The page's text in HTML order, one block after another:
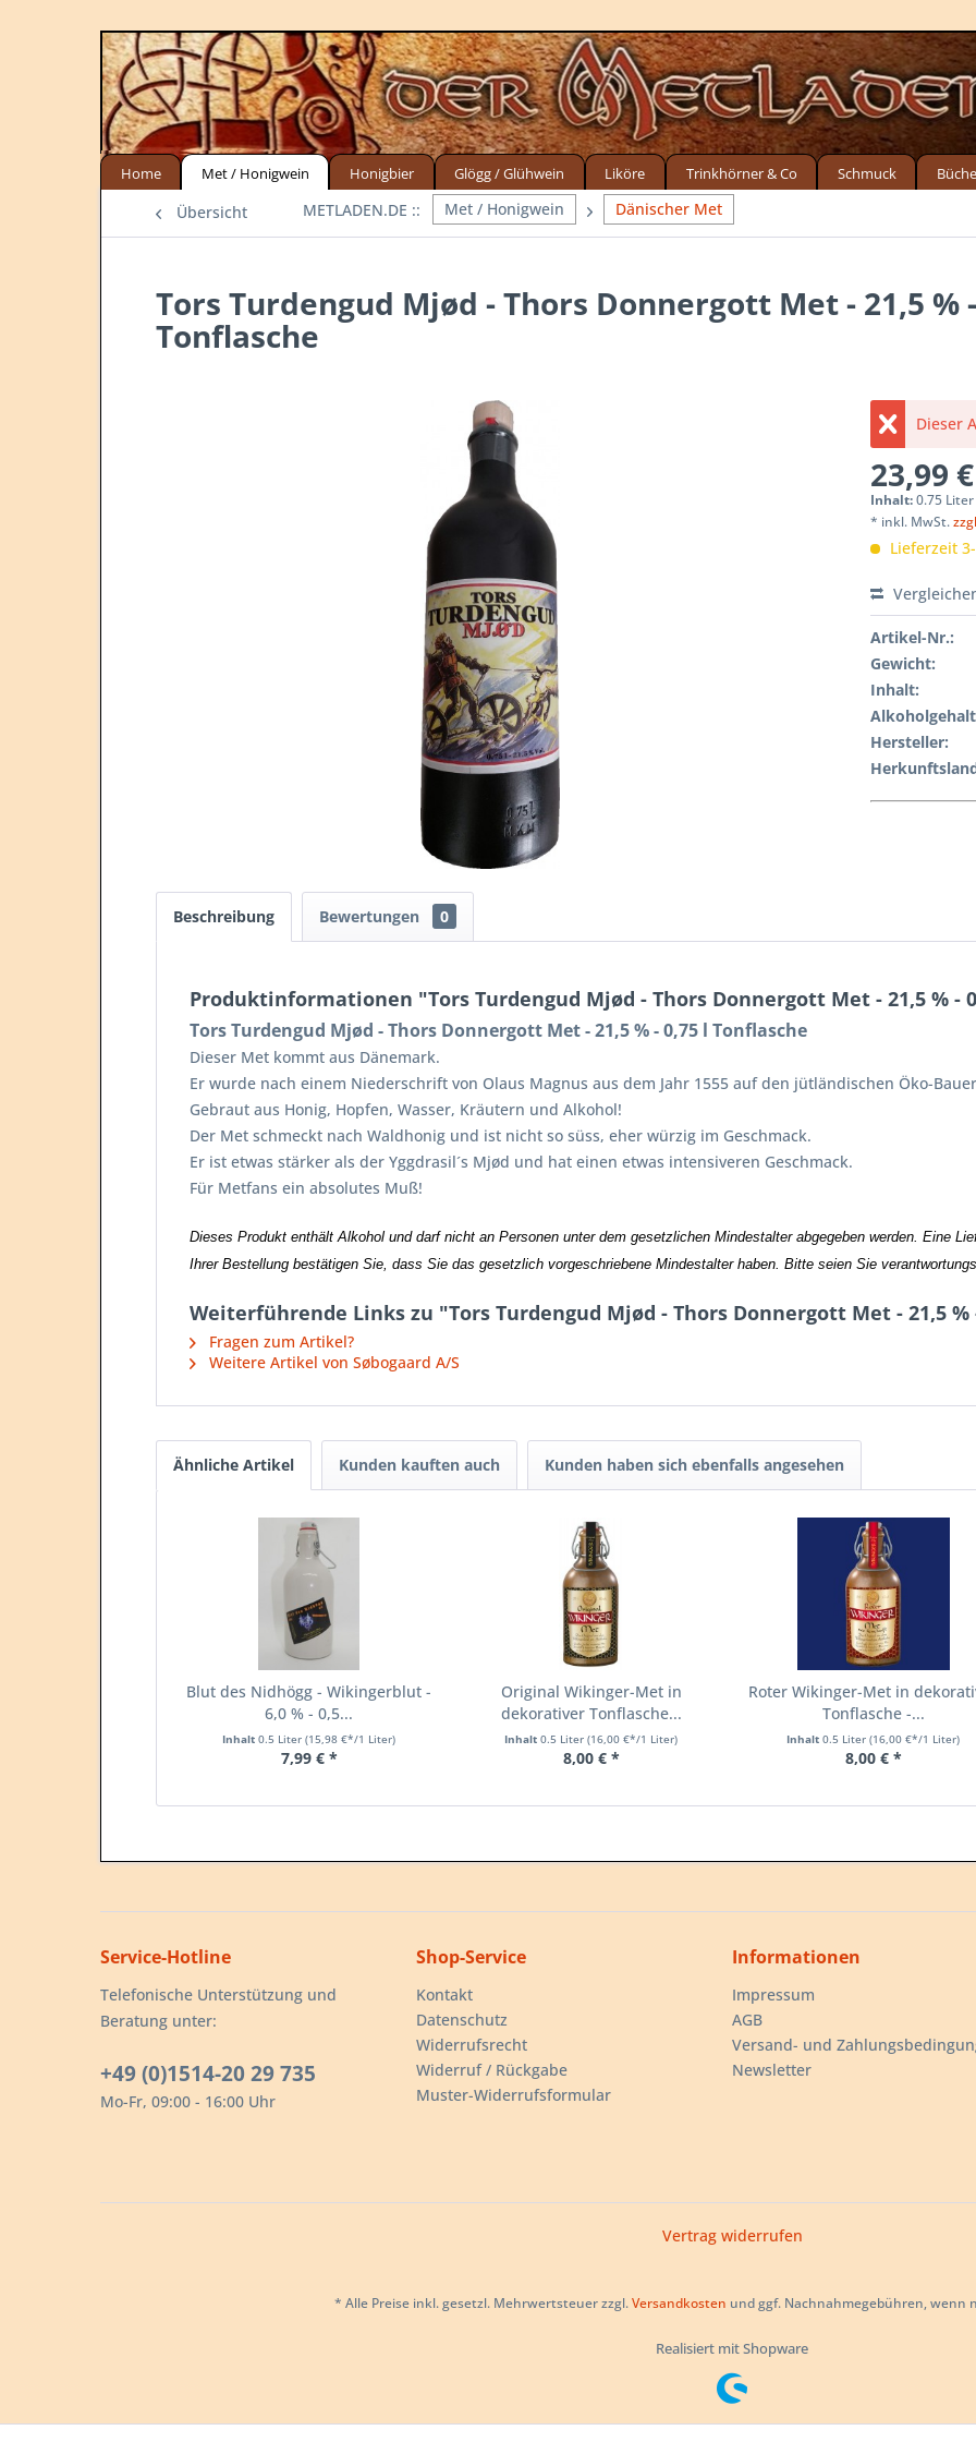
Home Met / Honigwein Honigbier Glögg / Glühwein Liköre Trinkhörner & Co Schmuck
Übersicht Met / Honigwein Dänischer Met
Tors Turdengud Mjød - Thors Donnergott Met - 21,5 %
Tonflasche
Dieser
23,99
Inhalt:0.75
* inkl. MwSt.
Lieferzeit
Artikel-Nr.:
Gewicht:
Inhalt:
Hersteller:
Beschreibung Bewertungen 0
Produktinformationen "Tors Turdengud Mjød - Thors Donnergott Met - 21,5 % -
Tors Turdengud Mjød - Thors Donnergott Met - 21,5 % - 0,75 l Tonflasche
Dieser Met kommt aus Dänemark.
Er wurde nach einem Niederschrift von Olaus Magnus aus dem Jahr 1555 auf den jütländischen Öko-
Gebraut aus Honig, Hopfen, Wasser, Kräutern und Alkohol!
Der Met schmeckt nach Waldhonig und ist nicht so süss, eher würzig im Geschmack.
Er ist etwas stärker als der Yggdrasil´s Mjød und hat einen etwas intensiveren Geschmack.
Für Metfans ein absolutes Muß!
Dieses Produkt enthält Alkohol und darf nicht an Personen unter dem gesetzlichen Mindestalter abgegeben werden. Eine
Ihrer Bestellung bestätigen Sie, dass Sie das gesetzlich vorgeschriebene Mindestalter haben. Bitte seien Sie
Weiterführende Links zu "Tors Turdengud Mjød - Thors Donnergott Met - 21,5 %
Fragen zum Artikel?
Weitere Artikel von Søbogaard A/S
Ähnliche Artikel Kunden kauften auch Kunden haben sich ebenfalls angesehen
Blut des Nidhögg - Wikingerblut -
6,0 % - 0,5...
Inhalt 0.5 Liter (15,98 €*/1 Liter)
7,99 € *
Original Wikinger-Met in
dekorativer Tonflasche...
Inhalt 0.5 Liter (16,00 €*/1 Liter)
8,00 € *
Roter Wikinger-Met in
Tonflasche -...
Inhalt 0.5 Liter (16,00 €*/1 Liter)
8,00 € *
Service-Hotline
Telefonische Unterstützung und
Beratung unter:
+49 (0)1514-20 29 735
Mo-Fr, 09:00 - 16:00 Uhr
Shop-Service
Kontakt
Datenschutz
Widerrufsrecht
Widerruf / Rückgabe
Muster-Widerrufsformular
Informationen
Impressum
AGB
Versand- und
Newsletter
Vertrag widerrufen
* Alle Preise inkl. gesetzl. Mehrwertsteuer zzgl.Versandkosten und ggf. Nachnahmegebühren, wenn
Realisiert mit Shopware